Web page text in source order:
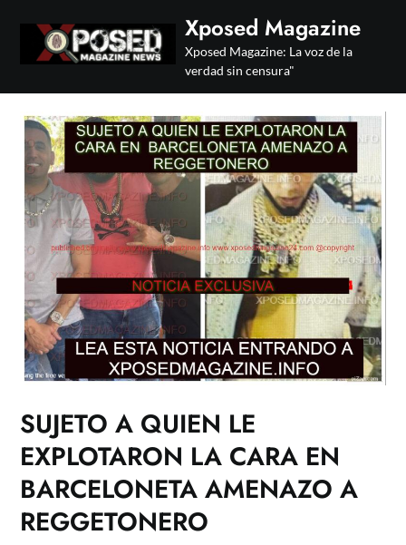
content
Xposed Magazine
Xposed Magazine: La voz de la
verdad sin censura"
SUJETO A QUIEN LE
EXPLOTARON LA CARA EN
BARCELONETA AMENAZO A
REGGETONERO